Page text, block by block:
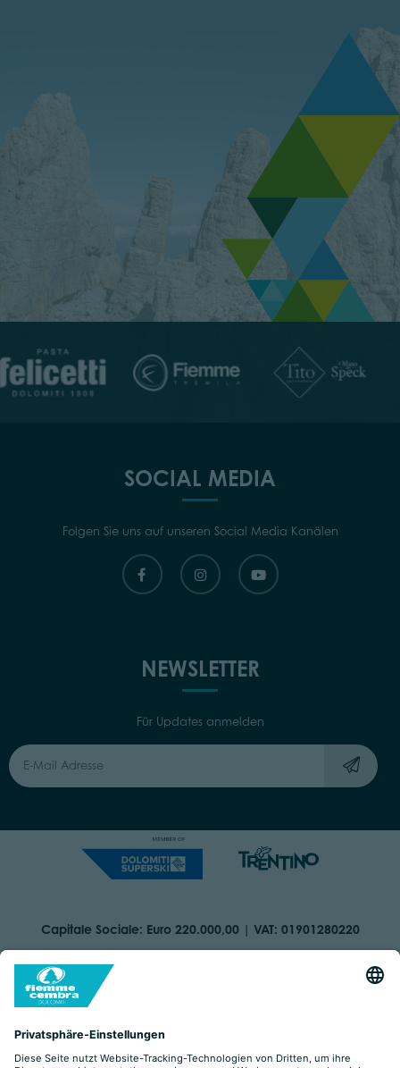
SOCIAL MEDIA
Folgen Sie uns auf unseren Social Media Kanälen
NEWSLETTER
Für Updates anmelden
Capitale Sociale: Euro 220.000,00 | VAT: 01901280220